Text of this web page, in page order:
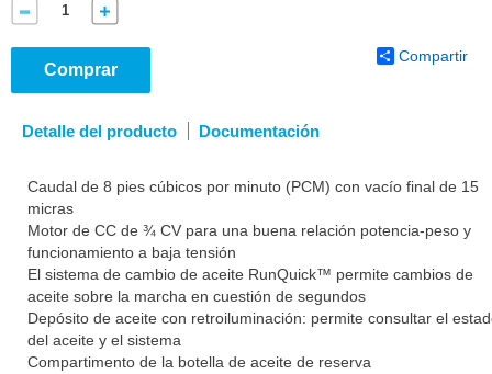
Comprar
Compartir
Detalle del producto Documentación
Caudal de 8 pies cúbicos por minuto (PCM) con vacío final de 15
micras
Motor de CC de ¾ CV para una buena relación potencia-peso y
funcionamiento a baja tensión
El sistema de cambio de aceite RunQuick™ permite cambios de
aceite sobre la marcha en cuestión de segundos
Depósito de aceite con retroiluminación: permite consultar el
del aceite y el sistema
Compartimento de la botella de aceite de reserva